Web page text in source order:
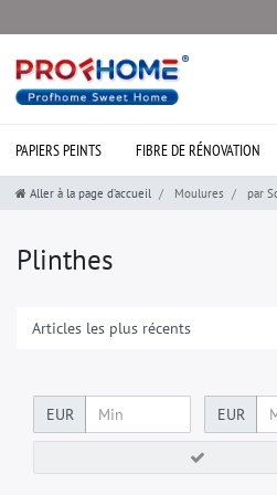
PAPIERS PEINTS FIBRE DE RÉNOVATION
Aller à la page d’accueil Moulures par
Plinthes
EUR EUR